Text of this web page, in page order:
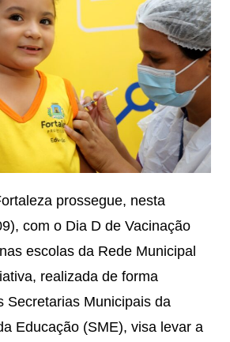
prossegue, nesta
com o Dia D de Vacinação
escolas da Rede Municipal
realizada de forma
Secretarias Municipais da
Educação (SME), visa levar a